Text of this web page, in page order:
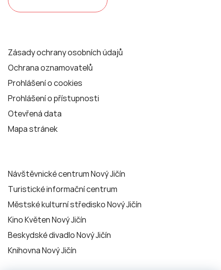
Zásady ochrany osobních údajů
Ochrana oznamovatelů
Prohlášení o cookies
Prohlášení o přístupnosti
Otevřená data
Mapa stránek
Návštěvnické centrum Nový Jičín
Turistické informační centrum
Městské kulturní středisko Nový Jičín
Kino Květen Nový Jičín
Beskydské divadlo Nový Jičín
Knihovna Nový Jičín